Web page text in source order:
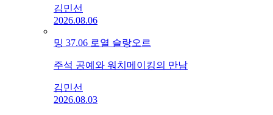
김민선
2026.08.06
밍 37.06 로열 슬랑오르
주석 공예와 워치메이킹의 만남
김민선
2026.08.03